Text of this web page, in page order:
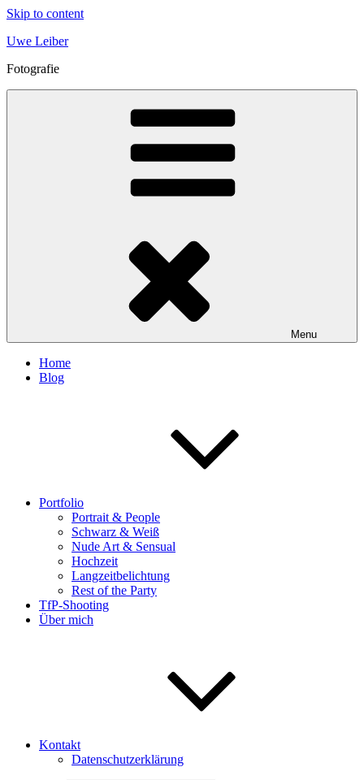
Skip to content
Uwe Leiber
Fotografie
Menu
Home
Blog
Portfolio
Portrait & People
Schwarz & Weiß
Nude Art & Sensual
Hochzeit
Langzeitbelichtung
Rest of the Party
TfP-Shooting
Über mich
Kontakt
Datenschutzerklärung